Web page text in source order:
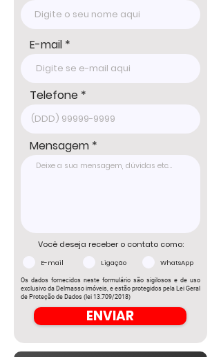
Tel: 15 3241.2846
WhatsApp: 15 98178-0158
www.delmassoimoveis.com.br
E-mail
Telefone
Mensagem
Você deseja receber o contato como:
E-mail Ligação WhatsApp
Os dados fornecidos neste formulário são sigilosos e de uso
exclusivo da Delmasso imóveis, e estão protegidos pela Lei Geral
de Proteção de Dados (lei 13.709/2018)
ENVIAR